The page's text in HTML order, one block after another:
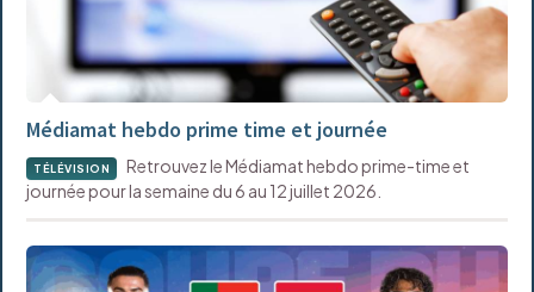
Médiamat hebdo prime time et journée
TÉLÉVISION
Retrouvez le Médiamat hebdo prime-time et
journée pour la semaine du 6 au 12 juillet 2026.